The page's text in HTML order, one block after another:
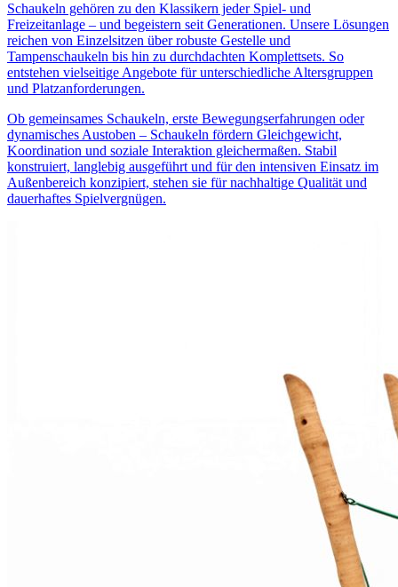
Schaukeln gehören zu den Klassikern jeder Spiel- und
Freizeitanlage – und begeistern seit Generationen. Unsere Lösungen
reichen von Einzelsitzen über robuste Gestelle und
Tampenschaukeln bis hin zu durchdachten Komplettsets. So
entstehen vielseitige Angebote für unterschiedliche Altersgruppen
und Platzanforderungen.
Ob gemeinsames Schaukeln, erste Bewegungserfahrungen oder
dynamisches Austoben – Schaukeln fördern Gleichgewicht,
Koordination und soziale Interaktion gleichermaßen. Stabil
konstruiert, langlebig ausgeführt und für den intensiven Einsatz im
Außenbereich konzipiert, stehen sie für nachhaltige Qualität und
dauerhaftes Spielvergnügen.